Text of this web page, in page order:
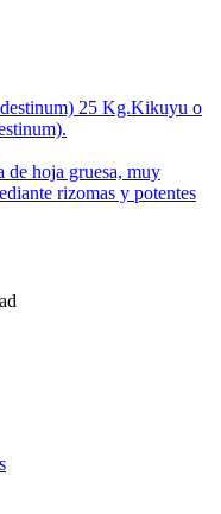
25 Kg.Kikuyu o
de hoja gruesa, muy
rizomas y potentes